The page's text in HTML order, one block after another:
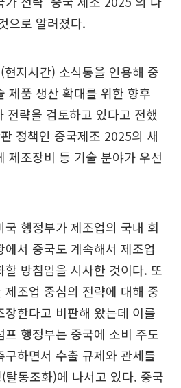
으로 알려졌다.
지시간) 소식통을 인용해 중
제품 생산 확대를 위한 향후
전략을 검토하고 있다고 전했
정책인 중국제조 2025의 새
제조장비 등 기술 분야가 우선
행정부가 제조업의 국내 회
서 중국도 계속해서 제조업
방침임을 시사한 것이다. 또
조업 중심의 전략에 대해 중
한다고 비판해 왔는데 이를
행정부는 중국에 소비 주도
하면서 수출 규제와 관세를
탈동조화)에 나서고 있다. 중국